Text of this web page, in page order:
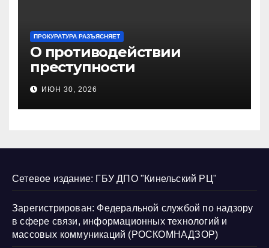
ПРОКУРАТУРА РАЗЪЯСНЯЕТ
О противодействии
преступности
несовершеннолетних и
нарушению их прав
ИЮН 30, 2026
Сетевое издание: ГБУ ДПО "Кинельский РЦ"
Зарегистрирован: Федеральной службой по надзору
в сфере связи, информационных технологий и
массовых коммуникаций (РОСКОМНАДЗОР)